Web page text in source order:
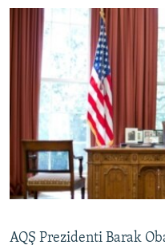
İNSAN AQLARI
VİDEO
SÜRET
BLOGLAR
FİKİR
Русский
Українською
AQŞ Prezidenti Barak